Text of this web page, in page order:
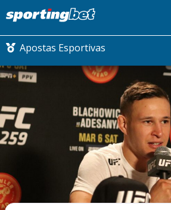
Apostas Esportivas
CONMEBOL LIBERTADORES
FUTEBOL NACIONAL
FUTEBOL INTERNACIONAL
COMO APOSTAR